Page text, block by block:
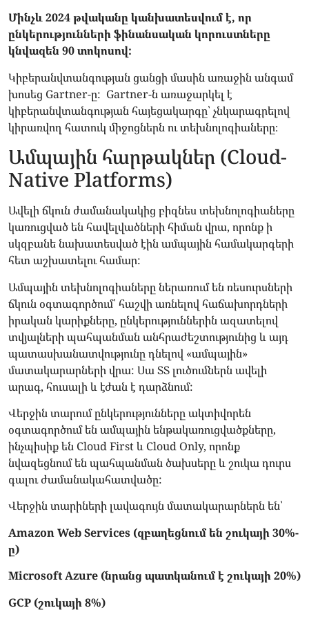
Մինչև 2024 թվականը կանխատեսվում է, որ
ընկերությունների ֆինանսական կորուստները
կնվազեն 90 տոկոսով:
Կիբերանվտանգության ցանցի մասին առաջին անգամ
խոսեց Gartner-ը: Gartner-ն առաջարկել է
կիբերանվտանգության հայեցակարգը՝ չնկարագրելով
կիրառվող հատուկ միջոցներն ու տեխնոլոգիաները։
Ամպային հարթակներ (Cloud-
Native Platforms)
Ավելի ճկուն ժամանակակից բիզնես տեխնոլոգիաները
կառուցված են հավելվածների հիման վրա, որոնք ի
սկզբանե նախատեսված էին ամպային համակարգերի
հետ աշխատելու համար:
Ամպային տեխնոլոգիաները ներառում են ռեսուրսների
ճկուն օգտագործում՝ հաշվի առնելով հաճախորդների
իրական կարիքները, ընկերություններին ազատելով
տվյալների պահպանման անհրաժեշտությունից և այդ
պատասխանատվությունը դնելով «ամպային»
մատակարարների վրա: Սա ՏՏ լուծումներն ավելի
արագ, հուսալի և էժան է դարձնում:
Վերջին տարում ընկերությունները ակտիվորեն
օգտագործում են ամպային ենթակառուցվածքները,
ինչպիսիք են Cloud First և Cloud Only, որոնք
նվազեցնում են պահպանման ծախսերը և շուկա դուրս
գալու ժամանակահատվածը:
Վերջին տարիների լավագույն մատակարարներն են՝
Amazon Web Services (զբաղեցնում են շուկայի 30%-
ը)
Microsoft Azure (նրանց պատկանում է շուկայի 20%)
GCP (շուկայի 8%)